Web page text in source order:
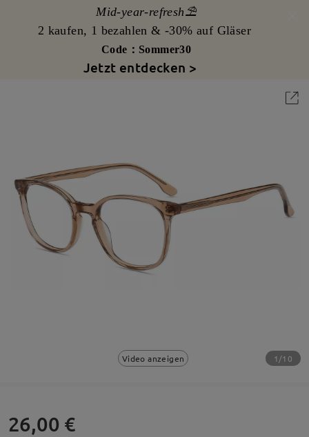
Mid-year-refresh⛱️
2 kaufen, 1 bezahlen & -30% auf Gläser
Code：Sommer30
Jetzt entdecken >
Video anzeigen 1/10
26,00 €